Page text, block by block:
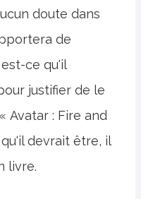
doute dans
de
ce qu'il
justifier de le
Avatar : Fire and
devrait être, il
livre.